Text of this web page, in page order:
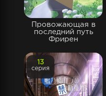
Провожающая в
последний путь
Фрирен
13
серия